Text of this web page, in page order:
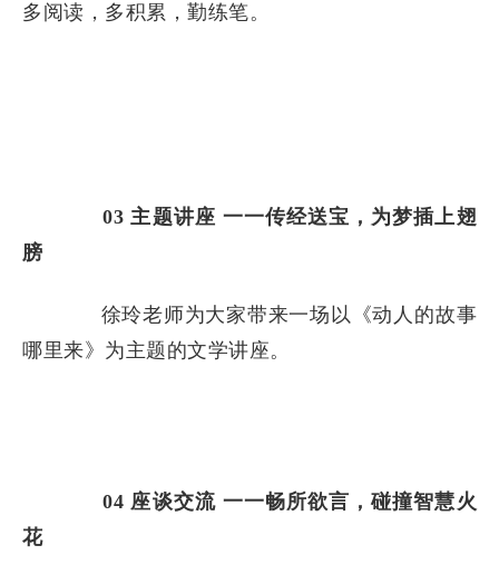
多阅读，多积累，勤练笔。
03主题讲座 一一传经送宝，为梦插上翅
膀
徐玲老师为大家带来一场以《动人的故事
哪里来》为主题的文学讲座。
04 座谈交流一一畅所欲言，碰撞智慧火
花